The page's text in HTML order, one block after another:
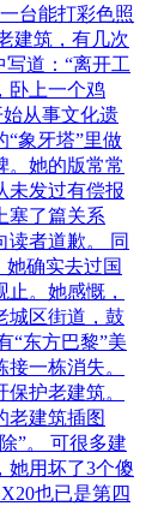
台能打彩色照
建筑，有几次
写道：“离开工
卧上一个鸡
从事文化遗
“象牙塔”里做
。她的版常常
未发过有偿报
塞了篇关系
读者道歉。 同
她确实去过国
。她感慨，
城区街道，鼓
“东方巴黎”美
一栋消失。
护老建筑。
老建筑插图
”。 可很多建
她用坏了3个傻
也已是第四